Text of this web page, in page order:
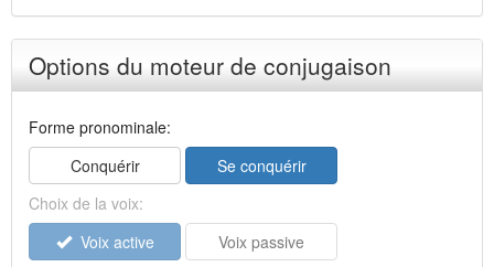
Options du moteur de conjugaison
Forme pronominale:
Conquérir
Se conquérir
Choix de la voix:
Voix active
Voix passive